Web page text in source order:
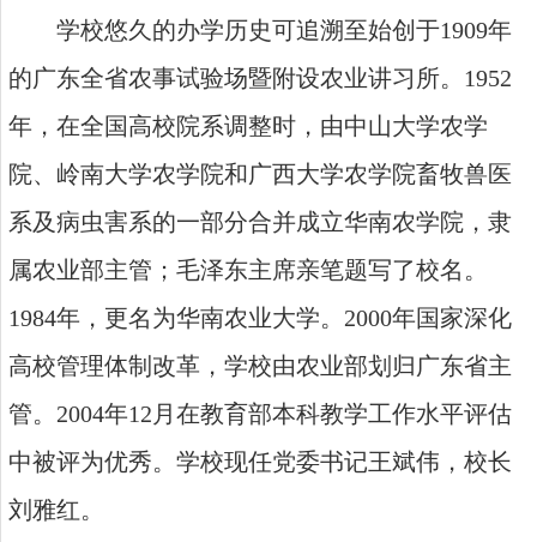
学校悠久的办学历史可追溯至始创于1909年
的广东全省农事试验场暨附设农业讲习所。1952
年，在全国高校院系调整时，由中山大学农学
院、岭南大学农学院和广西大学农学院畜牧兽医
系及病虫害系的一部分合并成立华南农学院，隶
属农业部主管；毛泽东主席亲笔题写了校名。
1984年，更名为华南农业大学。2000年国家深化
高校管理体制改革，学校由农业部划归广东省主
管。2004年12月在教育部本科教学工作水平评估
中被评为优秀。学校现任党委书记王斌伟，校长
刘雅红。